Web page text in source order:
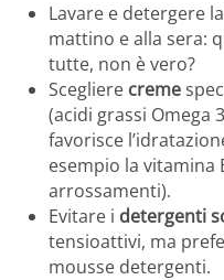
Lavare e detergere
mattino e alla sera:
tutte, non è vero?
Scegliere creme
(acidi grassi Omega
favorisce
esempio la vitamina
arrossamenti).
Evitare i detergenti
tensioattivi, ma
mousse detergenti.